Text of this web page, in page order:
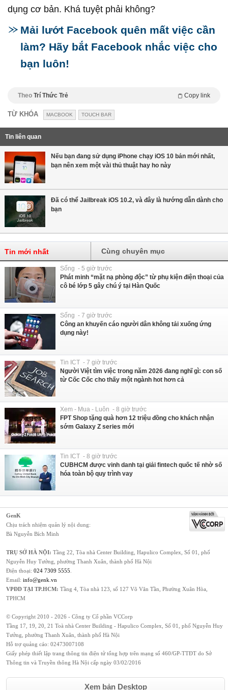
dụng cơ bản. Khá tuyệt phải không?
Mải lướt Facebook quên mất việc cần
làm? Hãy bắt Facebook nhắc việc cho
bạn luôn!
Theo Trí Thức Trẻ Copy link
TỪ KHÓA MACBOOK TOUCH BAR
Tin liên quan
Nếu bạn đang sử dụng iPhone chạy iOS 10 bản mới nhất,
bạn nên xem một vài thủ thuật hay ho này
Đã có thể Jailbreak iOS 10.2, và đây là hướng dẫn dành cho
bạn
Tin mới nhất Cùng chuyên mục
Sống - 5 giờ trước
Phát minh “mặt nạ phòng độc” từ phụ kiện điện thoại của
cô bé lớp 5 gây chú ý tại Hàn Quốc
Sống - 7 giờ trước
Công an khuyến cáo người dân không tải xuống ứng
dụng này!
Tin ICT - 7 giờ trước
Người Việt tìm việc trong năm 2026 đang nghĩ gì: con số
từ Cốc Cốc cho thấy một ngành hot hơn cả
Xem - Mua - Luôn - 8 giờ trước
FPT Shop tặng quà hơn 12 triệu đồng cho khách nhận
sớm Galaxy Z series mới
Tin ICT - 8 giờ trước
CUBHCM được vinh danh tại giải fintech quốc tế nhờ số
hóa toàn bộ quy trình vay
GenK
Chịu trách nhiệm quản lý nội dung:
Bà Nguyễn Bích Minh
TRỤ SỞ HÀ NỘI: Tầng 22, Tòa nhà Center Building, Hapulico Complex, Số 01, phố
Nguyễn Huy Tưởng, phường Thanh Xuân, thành phố Hà Nội
Điện thoại: 024 7309 5555
Email: info@genk.vn
VPĐD TẠI TP.HCM: Tầng 4, Tòa nhà 123, số 127 Võ Văn Tần, Phường Xuân Hòa,
TPHCM
© Copyright 2010 - 2026 - Công ty Cổ phần VCCorp
Tầng 17, 19, 20, 21 Toà nhà Center Building - Hapulico Complex, Số 01, phố Nguyễn Huy
Tưởng, phường Thanh Xuân, thành phố Hà Nội
Hỗ trợ quảng cáo: 02473007108
Giấy phép thiết lập trang thông tin điện tử tổng hợp trên mạng số 460/GP-TTĐT do Sở
Thông tin và Truyền thông Hà Nội cấp ngày 03/02/2016
Xem bản Desktop